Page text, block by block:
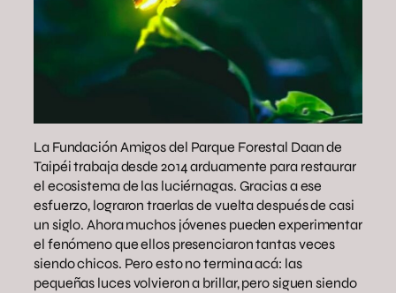
La Fundación Amigos del Parque Forestal Daan de
Taipéi trabaja desde 2014 arduamente para restaurar
el ecosistema de las luciérnagas. Gracias a ese
esfuerzo, lograron traerlas de vuelta después de casi
un siglo. Ahora muchos jóvenes pueden experimentar
el fenómeno que ellos presenciaron tantas veces
siendo chicos. Pero esto no termina acá: las
pequeñas luces volvieron a brillar, pero siguen siendo